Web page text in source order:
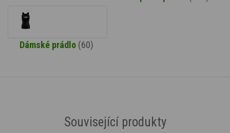
Dámské prádlo (60)
Související produkty